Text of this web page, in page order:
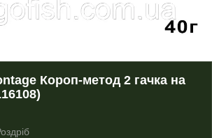
Короп-метод 2 гачка на